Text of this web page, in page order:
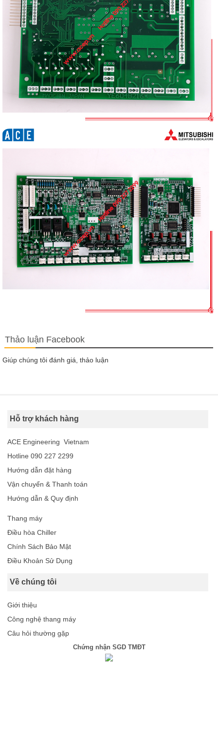
Thảo luận Facebook
Giúp chúng tôi đánh giá, thảo luận
Hỗ trợ khách hàng
ACE Engineering Vietnam
Hotline 090 227 2299
Hướng dẫn đặt hàng
Vận chuyển & Thanh toán
Hướng dẫn & Quy định
Thang máy
Điều hòa Chiller
Chính Sách Bảo Mật
Điều Khoản Sử Dụng
Về chúng tôi
Giới thiệu
Công nghệ thang máy
Câu hỏi thường gặp
Chứng nhận SGD TMĐT